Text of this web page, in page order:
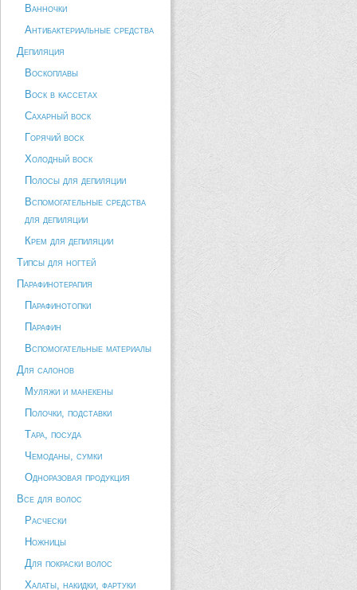
Ванночки
Антибактериальные средства
Депиляция
Воскоплавы
Воск в кассетах
Сахарный воск
Горячий воск
Холодный воск
Полосы для депиляции
Вспомогательные средства
для депиляции
Крем для депиляции
Типсы для ногтей
Парафинотерапия
Парафинотопки
Парафин
Вспомогательные материалы
Для салонов
Муляжи и манекены
Полочки, подставки
Тара, посуда
Чемоданы, сумки
Одноразовая продукция
Все для волос
Расчески
Ножницы
Для покраски волос
Халаты, накидки, фартуки